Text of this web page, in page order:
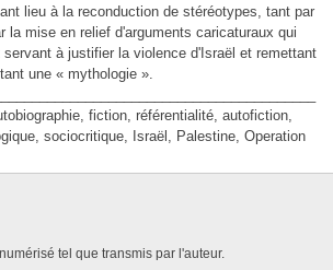
lieu à la reconduction de stéréotypes, tant par
la mise en relief d'arguments caricaturaux qui
à justifier la violence d'Israël et remettant
une « mythologie ».
fiction, référentialité, autofiction,
sociocritique, Israël, Palestine, Operation
tel que transmis par l'auteur.